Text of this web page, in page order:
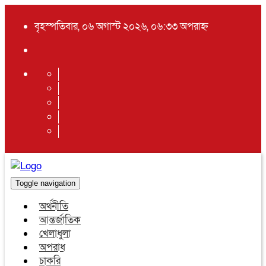
বৃহস্পতিবার, ০৬ অগাস্ট ২০২৬, ০৬:৩৩ অপরাহ্ন
Toggle navigation
অর্থনীতি
আন্তর্জাতিক
খেলাধুলা
অপরাধ
চাকরি